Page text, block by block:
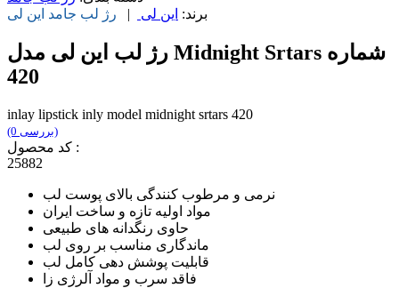
برند: این لی | رژ لب جامد این لی
رژ لب این لی مدل Midnight Srtars شماره
420
inlay lipstick inly model midnight srtars 420
(0 بررسی)
کد محصول :
25882
نرمی و مرطوب کنندگی بالای پوست لب
مواد اولیه تازه و ساخت ایران
حاوی رنگدانه های طبیعی
ماندگاری مناسب بر روی لب
قابلیت پوشش دهی کامل لب
فاقد سرب و مواد آلرژی زا